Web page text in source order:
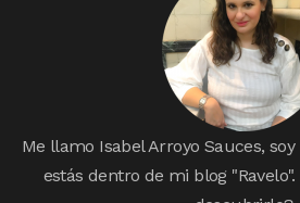
Me llamo Isabel Arroyo Sauces,
estás dentro de mi blog